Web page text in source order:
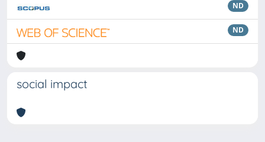
ND
ND
social impact